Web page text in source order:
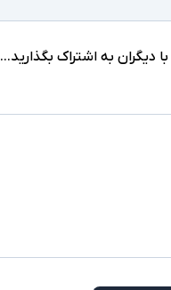
دیگران به اشتراک بگذارید...